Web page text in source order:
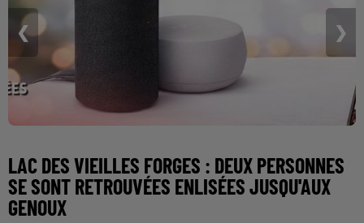
❮ ❯
LAC DES VIEILLES FORGES : DEUX PERSONNES
SE SONT RETROUVÉES ENLISÉES JUSQU'AUX
GENOUX